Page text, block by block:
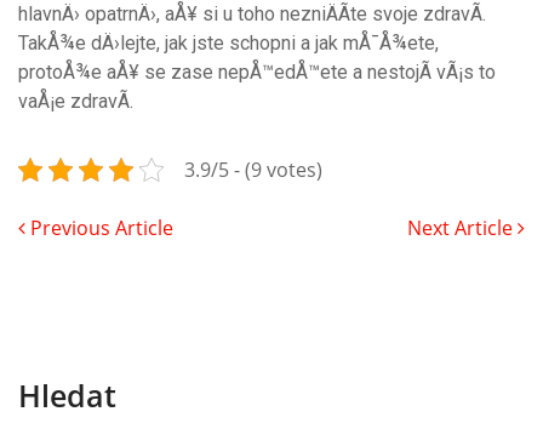
hlavnÄ› opatrnÄ›, aÅ¥ si u toho nezniÄÃ­te svoje zdravÃ­.
TakÅ¾e dÄ›lejte, jak jste schopni a jak mÅ¯Å¾ete,
protoÅ¾e aÅ¥ se zase nepÅ™edÅ™ete a nestojÃ­ vÃ¡s to
vaÅ¡e zdravÃ­.
3.9/5 - (9 votes)
Previous Article Next Article
Hledat